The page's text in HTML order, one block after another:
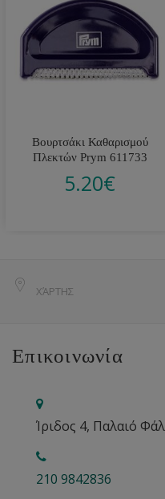
Βουρτσάκι Καθαρισμού
Πλεκτών Prym 611733
5.20€
ΧΆΡΤΗΣ
Επικοινωνία
Ίριδος 4, Παλαιό
210 9842836